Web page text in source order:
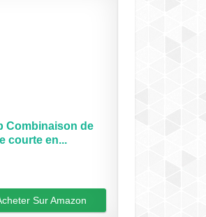
Combinaison de
courte en...
Sur Amazon